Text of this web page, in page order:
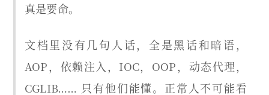
真是要命。
文档里没有几句人话，全是黑话和暗语，
AOP，依赖注入，IOC，OOP，动态代理，
CGLIB…… 只有他们能懂。正常人不可能看